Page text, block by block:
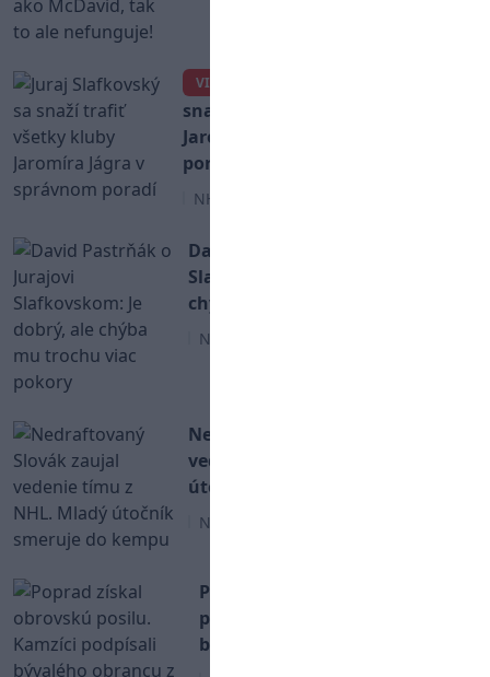
VIDEO
snaží trafiť všetky kluby
Jaromíra Jágra v správnom
poradí
NHL
David Pastrňák o Jurajovi
Slafkovskom: Je dobrý, ale
chýba mu trochu viac pokory
NHL
Nedraftovaný Slovák zaujal
vedenie tímu z NHL. Mladý
útočník smeruje do kempu
NHL
Poprad získal obrovskú
posilu. Kamzíci podpísali
bývalého obrancu z NHL